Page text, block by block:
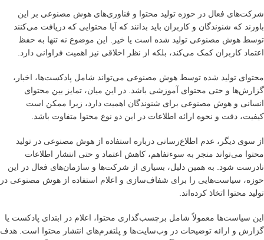
شرکت‌های فعال در حوزه تولید محتوا و فناوری‌های هوش مصنوعی بر این
باورند که شنوندگان و کاربران باید بدانند که آیا محتوایی که دریافت می‌کنند
توسط هوش مصنوعی تولید شده است یا خیر. این موضوع نه تنها به حفظ
اعتماد کاربران کمک می‌کند، بلکه از نظر اخلاقی نیز اهمیت فراوانی دارد.
محتوای تولید شده توسط هوش مصنوعی می‌تواند شامل پادکست‌ها، اخبار،
گزارش‌ها و حتی محتوای آموزشی باشد. در این میان، تمایز بین محتوای
انسانی و هوش مصنوعی برای شنوندگان اهمیت دارد، زیرا ممکن است
کیفیت، دقت و نحوه ارائه اطلاعات در این دو نوع محتوا متفاوت باشد.
از سوی دیگر، عدم اطلاع‌رسانی درباره استفاده از هوش مصنوعی در تولید
محتوا می‌تواند منجر به سوءتفاهم، کاهش اعتماد و حتی انتشار اطلاعات
نادرست شود. به همین دلیل، بسیاری از شرکت‌ها و سازمان‌های فعال در این
حوزه، سیاست‌هایی را برای شفاف‌سازی و اعلام استفاده از هوش مصنوعی در
تولید محتوا اتخاذ کرده‌اند.
این سیاست‌ها معمولاً شامل برچسب‌گذاری محتوا، اعلام در ابتدای پادکست یا
گزارش و ارائه توضیحات در وب‌سایت‌ها و پلتفرم‌های انتشار محتوا است. هدف